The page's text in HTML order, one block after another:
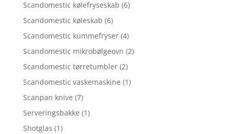
Scandomestic kølefryseskab (6)
Scandomestic køleskab (6)
Scandomestic kummefryser (4)
Scandomestic mikrobølgeovn (2)
Scandomestic tørretumbler (2)
Scandomestic vaskemaskine (1)
Scanpan knive (7)
Serveringsbakke (1)
Shotglas (1)